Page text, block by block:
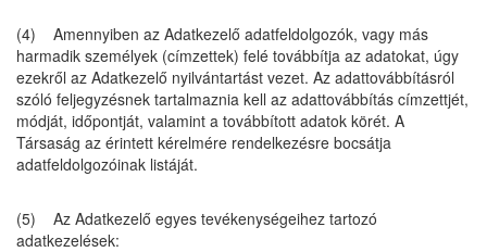
(4) Amennyiben az Adatkezelő adatfeldolgozók, vagy más
harmadik személyek (címzettek) felé továbbítja az adatokat, úgy
ezekről az Adatkezelő nyilvántartást vezet. Az adattovábbításról
szóló feljegyzésnek tartalmaznia kell az adattovábbítás címzettjét,
módját, időpontját, valamint a továbbított adatok körét. A
Társaság az érintett kérelmére rendelkezésre bocsátja
adatfeldolgozóinak listáját.
(5) Az Adatkezelő egyes tevékenységeihez tartozó
adatkezelések: